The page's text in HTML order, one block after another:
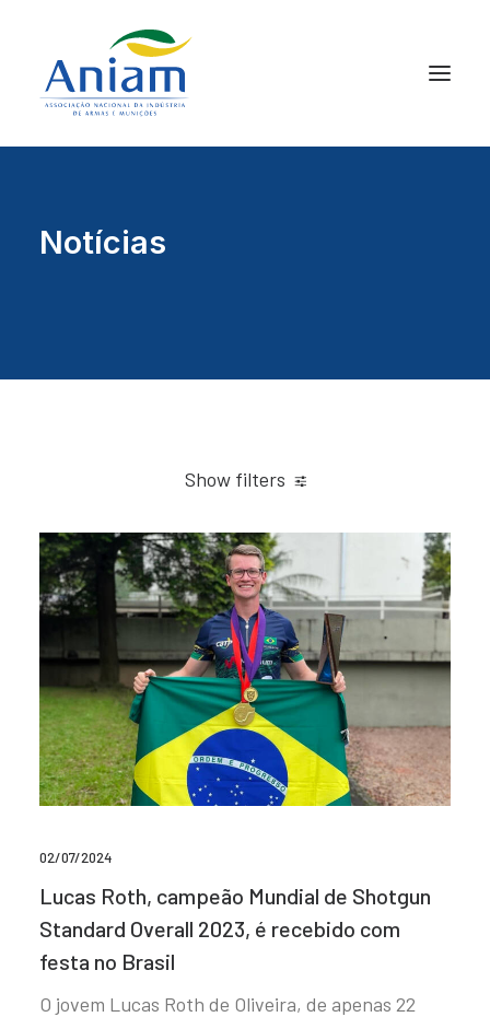
Notícias
Show filters
02/07/2024
Lucas Roth, campeão Mundial de Shotgun
Standard Overall 2023, é recebido com
festa no Brasil
O jovem Lucas Roth de Oliveira, de apenas 22